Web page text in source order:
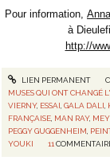
Pour information,
à
http://
LIEN PERMANENT
MUSES QUI ONT CHANGÉ
VIERNY, ESSAI,GALA DALI,
FRANÇAISE, MAN RAY,
PEGGY GUGGENHEIM,
YOUKI
11